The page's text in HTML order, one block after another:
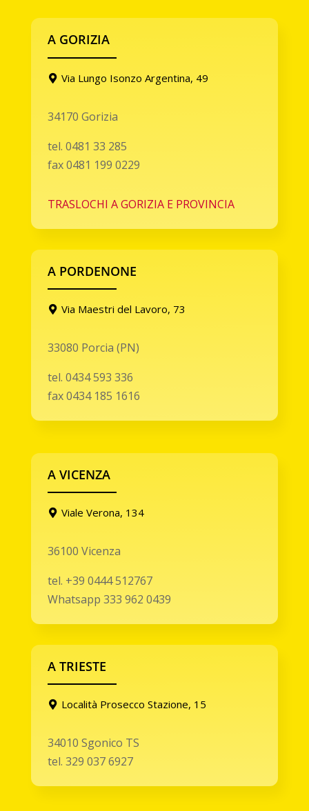
A GORIZIA
Via Lungo Isonzo Argentina, 49
34170 Gorizia
tel. 0481 33 285
fax 0481 199 0229
TRASLOCHI A GORIZIA E PROVINCIA
A PORDENONE
Via Maestri del Lavoro, 73
33080 Porcia (PN)
tel. 0434 593 336
fax 0434 185 1616
A VICENZA
Viale Verona, 134
36100 Vicenza
tel. +39 0444 512767
Whatsapp 333 962 0439
A TRIESTE
Località Prosecco Stazione, 15
34010 Sgonico TS
tel. 329 037 6927